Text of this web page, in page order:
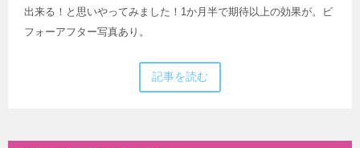
出来る！と思いやってみました！1か月半で期待以上の効果が。ビ
フォーアフター写真あり。
記事を読む